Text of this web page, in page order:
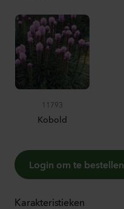
11793
Kobold
Login om te bestellen
Karakteristieken